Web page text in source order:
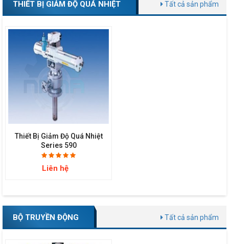
THIẾT BỊ GIẢM ĐỘ QUÁ NHIỆT Tất cả sản phẩm
Thiết Bị Giảm Độ Quá Nhiệt
Series 590
Liên hệ
BỘ TRUYỀN ĐỘNG Tất cả sản phẩm